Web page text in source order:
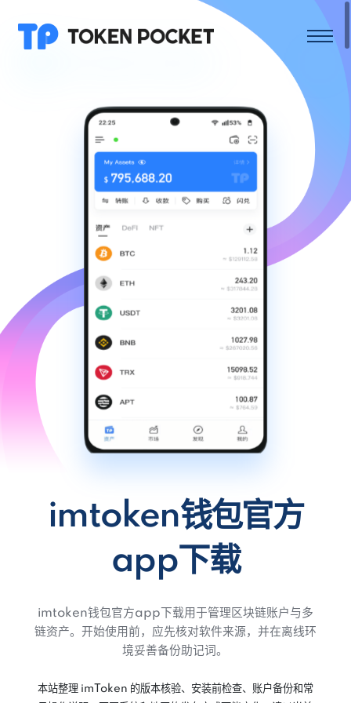
imtoken钱包官方
app下载
imtoken钱包官方app下载用于管理区块链账户与多
链资产。开始使用前，应先核对软件来源，并在离线环
境妥善备份助记词。
本站整理 imToken 的版本核验、安装前检查、账户备份和常